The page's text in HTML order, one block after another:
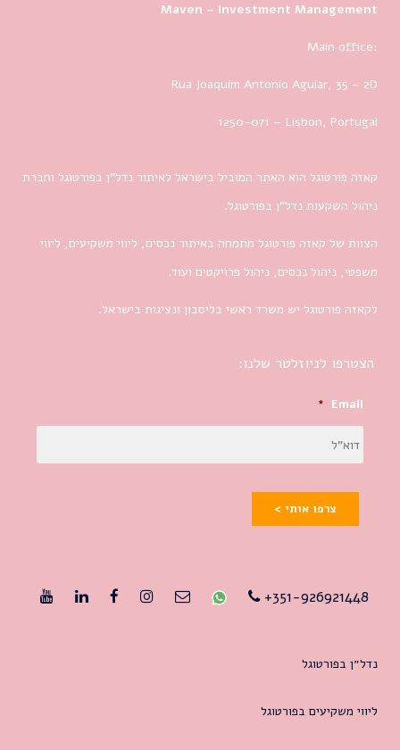
Maven – Investment Management
Main office:
Rua Joaquim Antonio Aguiar, 35 – 2D
1250-071 – Lisbon, Portugal
קאזה פורטוגל הוא האתר המוביל בישראל לאיתור נדל”ן בפורטוגל וחברת
ניהול השקעות נדל”ן בפורטוגל.
הצוות של קאזה פורטוגל מתמחה באיתור נכסים, ליווי משקיעים, ליווי
משפטי, ניהול נכסים, ניהול פרויקטים ועוד.
לקאזה פורטוגל יש משרד ראשי בליסבון ונציגות בישראל.
הצטרפו לניוזלטר שלנו:
Email
*
צרפו אותי >
351-926921448+
נדל״ן בפורטוגל
ליווי משקיעים בפורטוגל